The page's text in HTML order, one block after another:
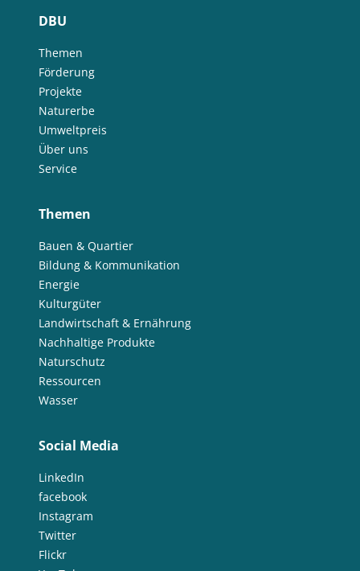
DBU
Themen
Förderung
Projekte
Naturerbe
Umweltpreis
Über uns
Service
Themen
Bauen & Quartier
Bildung & Kommunikation
Energie
Kulturgüter
Landwirtschaft & Ernährung
Nachhaltige Produkte
Naturschutz
Ressourcen
Wasser
Social Media
LinkedIn
facebook
Instagram
Twitter
Flickr